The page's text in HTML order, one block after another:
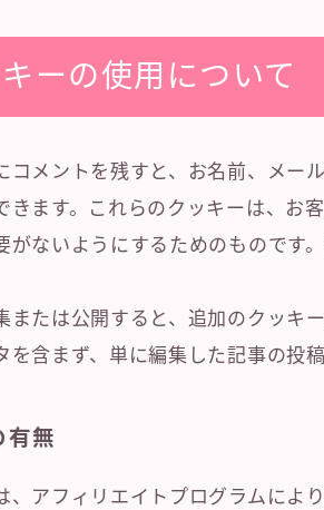
ーの使用について
コメントを残すと、お名前、メー
きます。これらのクッキーは、お
がないようにするためのものです
または公開すると、追加のクッキ
を含まず、単に編集した記事の投
有無
、アフィリエイトプログラムによ